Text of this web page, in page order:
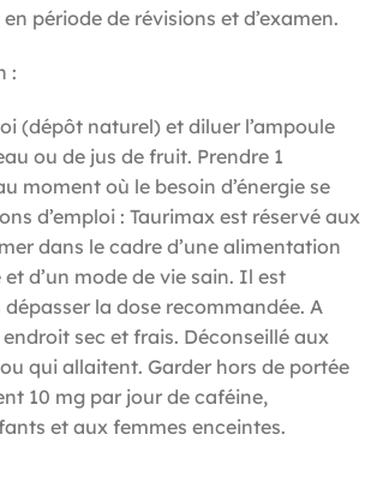
période de révisions et d’examen.
:
(dépôt naturel) et diluer l’ampoule
ou de jus de fruit. Prendre 1
moment où le besoin d’énergie se
d’emploi : Taurimax est réservé aux
dans le cadre d’une alimentation
d’un mode de vie sain. Il est
la dose recommandée. A
sec et frais. Déconseillé aux
qui allaitent. Garder hors de portée
10 mg par jour de caféine,
et aux femmes enceintes.